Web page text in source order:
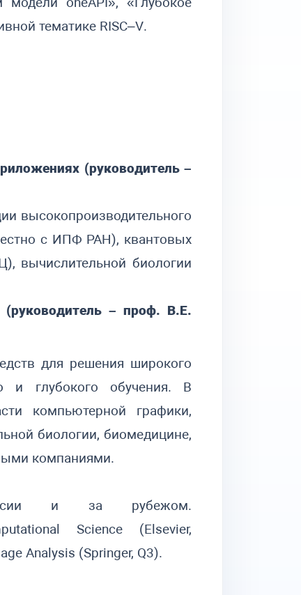
тематике RISC–V.
(руководитель –
высокопроизводительного
с ИПФ РАН), квантовых
вычислительной биологии
(руководитель – проф. В.Е.
для решения широкого
и глубокого обучения. В
компьютерной графики,
биологии, биомедицине,
компаниями.
и за рубежом.
Science (Elsevier,
Analysis (Springer, Q3).